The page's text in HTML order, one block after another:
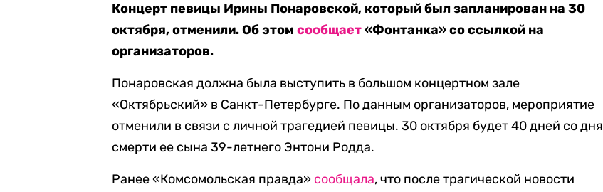
Концерт певицы Ирины Понаровской, который был запланирован на 30
октября, отменили. Об этомсообщает«Фонтанка» со ссылкой на
организаторов.
Понаровская должна была выступить в большом концертном зале
«Октябрьский» в Санкт-Петербурге. По данным организаторов, мероприятие
отменили в связи с личной трагедией певицы. 30 октября будет 40 дней со дня
смерти ее сына 39-летнего Энтони Родда.
Ранее «Комсомольская правда» сообщала, что после трагической новости